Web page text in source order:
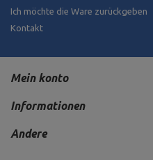
Ich möchte die Ware zurückgeben
Kontakt
Mein konto
Informationen
Andere